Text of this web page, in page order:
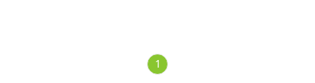
ช่วยให้สมาชิกทุกวัยในบ้านอยู่ร่วมกันได้อย่างมีความสุข
1